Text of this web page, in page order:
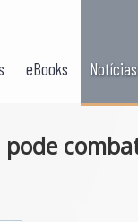
eBooks Notícias